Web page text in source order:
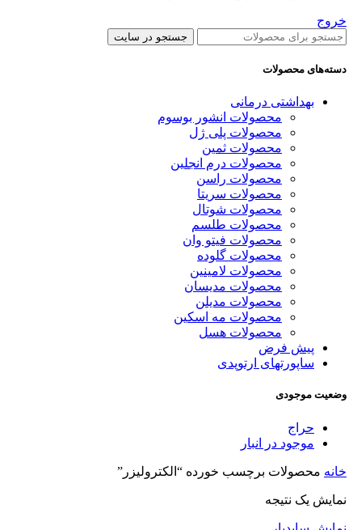
خروج
جستجو در سایت
دسته‌های محصولات
بهداشتی درمانی
محصولات انشور بوسوم
محصولات پلی ژل
محصولات ثمین
محصولات درم انجلین
محصولات راسن
محصولات سریتا
محصولات شوتال
محصولات طلسم
محصولات فیتو وان
محصولات گلوده
محصولات لامینین
محصولات مدیسان
محصولات مدیلن
محصولات مه اسکین
محصولات هسل
پیش فرض
ساپورتهای ارتوپدی
وضعیت موجودی
حراج
موجود در انبار
خانه محصولات برچسب خورده “الکترولیزر”
نمایش یک نتیجه